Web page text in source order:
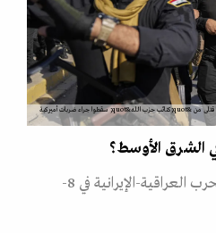
عناصر من &quot;الحشد الشعبي&quot; يشاركون في مأتم قتلى من &quot;كتائب حزب الله&quot; سقطوا جراء ضربات أميركية
الشرق الأوسط؟
مرت قبل أيام ذكرى نهاية الحرب العراقية-الإيرانية في 8-